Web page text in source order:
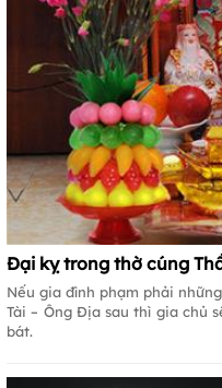
Đại kỵ trong thờ cúng
Nếu gia đình phạm phải
Tài – Ông Địa sau thì gia chủ
bát.